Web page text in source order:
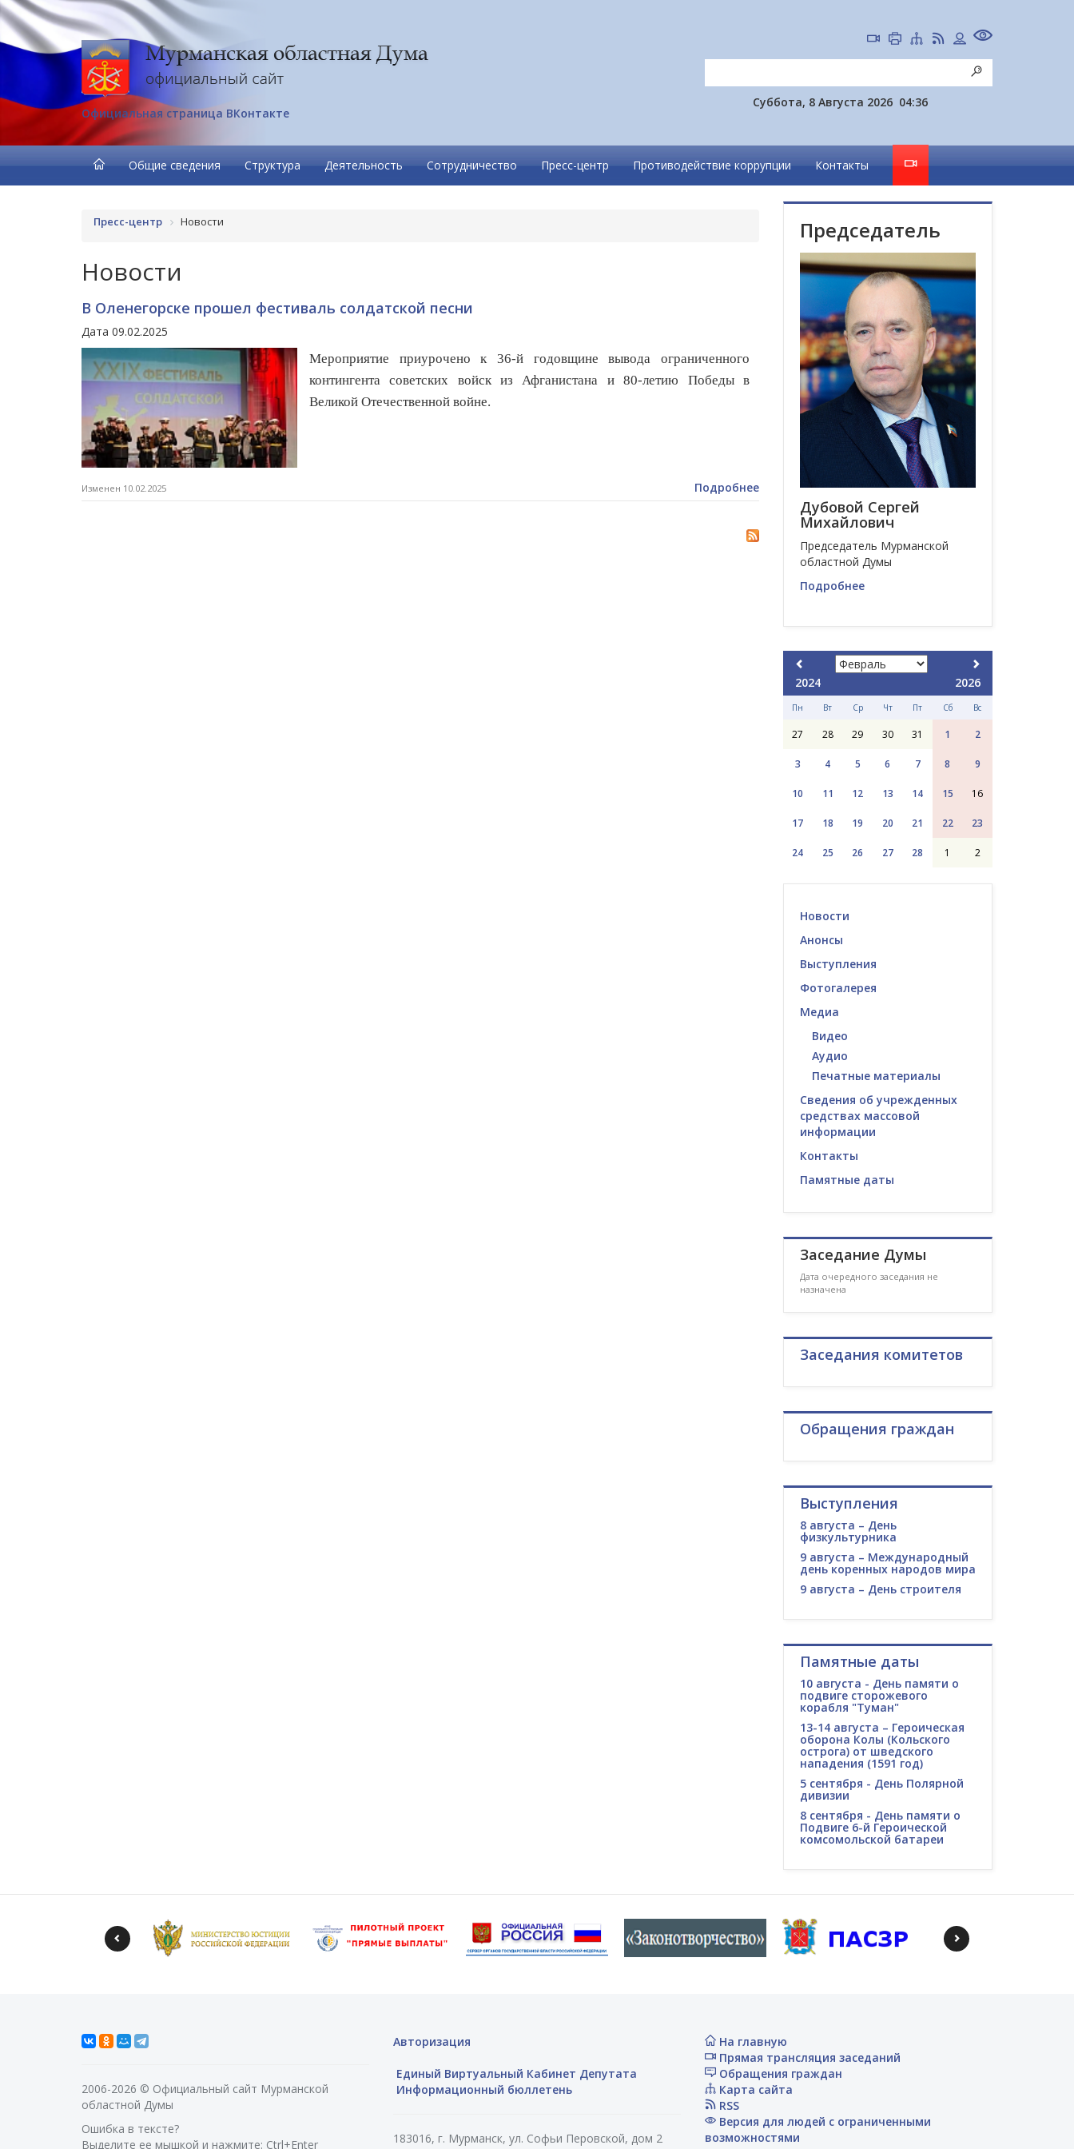
Официальная страница ВКонтакте
Суббота, 8 Августа 2026 04:36
Общие сведения Структура Деятельность Сотрудничество Пресс-центр Противодействие коррупции Контакты
Пресс-центр Новости
Новости
В Оленегорске прошел фестиваль солдатской песни
Дата 09.02.2025
Мероприятие приурочено к 36-й годовщине вывода ограниченного
контингента советских войск из Афганистана и 80-летию Победы в
Великой Отечественной войне.
Изменен 10.02.2025 Подробнее
Председатель
Дубовой Сергей
Михайлович
Председатель Мурманской
областной Думы
Подробнее
2024 2026
Пн Вт Ср Чт Пт Сб Вс
27 28 29 30 31 1 2
3 4 5 6 7 8 9
10 11 12 13 14 15 16
17 18 19 20 21 22 23
24 25 26 27 28 1 2
Новости
Анонсы
Выступления
Фотогалерея
Медиа
Видео
Аудио
Печатные материалы
Сведения об учрежденных
средствах массовой
информации
Контакты
Памятные даты
Заседание Думы
Дата очередного заседания не
назначена
Заседания комитетов
Обращения граждан
Выступления
8 августа – День
физкультурника
9 августа – Международный
день коренных народов мира
9 августа – День строителя
Памятные даты
10 августа - День памяти о
подвиге сторожевого
корабля "Туман"
13-14 августа – Героическая
оборона Колы (Кольского
острога) от шведского
нападения (1591 год)
5 сентября - День Полярной
дивизии
8 сентября - День памяти о
Подвиге 6-й Героической
комсомольской батареи
2006-2026 © Официальный сайт Мурманской
областной Думы
Ошибка в тексте?
Выделите ее мышкой и нажмите: Ctrl+Enter
Авторизация
Единый Виртуальный Кабинет Депутата
Информационный бюллетень
183016, г. Мурманск, ул. Софьи Перовской, дом 2
На главную
Прямая трансляция заседаний
Обращения граждан
Карта сайта
RSS
Версия для людей с ограниченными
возможностями